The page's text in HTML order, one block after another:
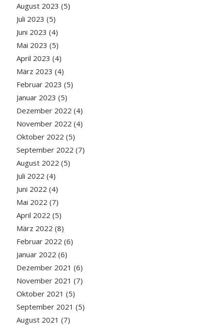
August 2023 (5)
Juli 2023 (5)
Juni 2023 (4)
Mai 2023 (5)
April 2023 (4)
März 2023 (4)
Februar 2023 (5)
Januar 2023 (5)
Dezember 2022 (4)
November 2022 (4)
Oktober 2022 (5)
September 2022 (7)
August 2022 (5)
Juli 2022 (4)
Juni 2022 (4)
Mai 2022 (7)
April 2022 (5)
März 2022 (8)
Februar 2022 (6)
Januar 2022 (6)
Dezember 2021 (6)
November 2021 (7)
Oktober 2021 (5)
September 2021 (5)
August 2021 (7)